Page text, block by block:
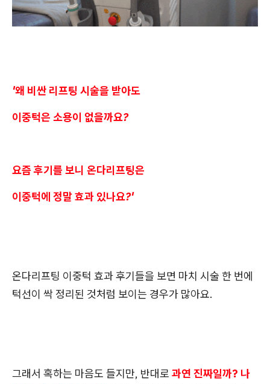
'왜 비싼 리프팅 시술을 받아도
이중턱은 소용이 없을까요?
요즘 후기를 보니 온다리프팅은
이중턱에 정말 효과 있나요?'
온다리프팅 이중턱 효과 후기들을 보면 마치 시술 한 번에
턱선이 싹 정리된 것처럼 보이는 경우가 많아요.
그래서 혹하는 마음도 들지만, 반대로 과연 진짜일까? 나